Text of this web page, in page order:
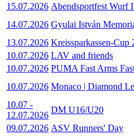
15.07.2026 Abendsportfest Wurf
14.07.2026 Gyulai István
13.07.2026 Kreissparkassen-Cup
10.07.2026 LAV and friends
10.07.2026 PUMA Fast Arms
10.07.2026 Monaco | Diamond
10.07 -
12.07.2026
DM U16/U20
09.07.2026 ASV Runners' Day